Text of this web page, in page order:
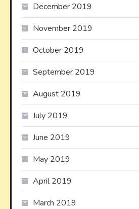
December 2019
November 2019
October 2019
September 2019
August 2019
July 2019
June 2019
May 2019
April 2019
March 2019